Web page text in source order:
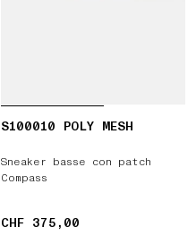
S100010 POLY MESH
Sneaker basse con patch
Compass
CHF 375,00
CHF 375,00